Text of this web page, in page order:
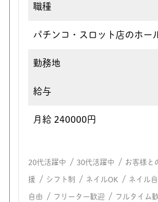
職種
パチンコ・スロット店のホー
勤務地
給与
月給 240000円
20代活躍中 / 30代活躍中 / お客様と
援 / シフト制 / ネイルOK / ネイル
自由 / フリーター歓迎 / フルタイム